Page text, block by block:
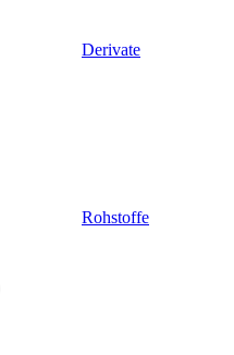
Derivate
Rohstoffe